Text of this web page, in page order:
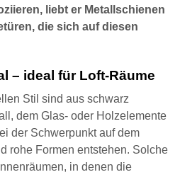
liebt er Metallschienen
die sich auf diesen
– ideal für Loft-Räume
Stil sind aus schwarz
dem Glas- oder Holzelemente
der Schwerpunkt auf dem
rohe Formen entstehen. Solche
in denen die